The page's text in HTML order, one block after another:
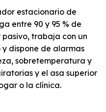
estacionario de
entre 90 y 95 % de
trabaja con un
y dispone de alarmas
sobretemperatura y
y el asa superior
o la clínica.